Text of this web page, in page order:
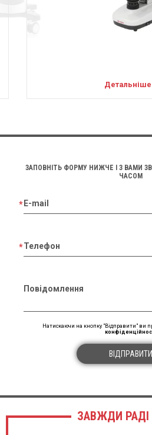
Детальніше
ЗАПОВНІТЬ ФОРМУ НИЖЧЕ І З ВАМИ
ЧАСОМ
E-mail
Телефон
Повідомлення
Натискаючи на кнопку "Відправити" ви
ВІДПРАВИТИ
ЗАВЖДИ